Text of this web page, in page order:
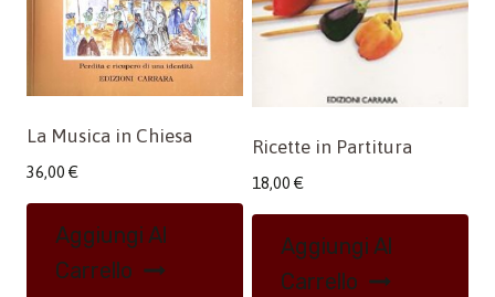
La Musica in Chiesa
36,00 €
Aggiungi Al
Carrello
Ricette in Partitura
18,00 €
Aggiungi Al
Carrello